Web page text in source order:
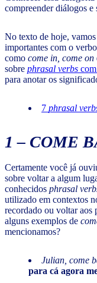
compreender diálogos
No texto de hoje,
importantes com o verbo
como come in, come on
sobre phrasal verbs com
para anotar os
7 phrasal
1 – COME
Certamente você já
sobre voltar a algum
conhecidos phrasal
utilizado em contextos
recordado ou voltar aos
alguns exemplos de
mencionamos?
Julian, come
para cá agora